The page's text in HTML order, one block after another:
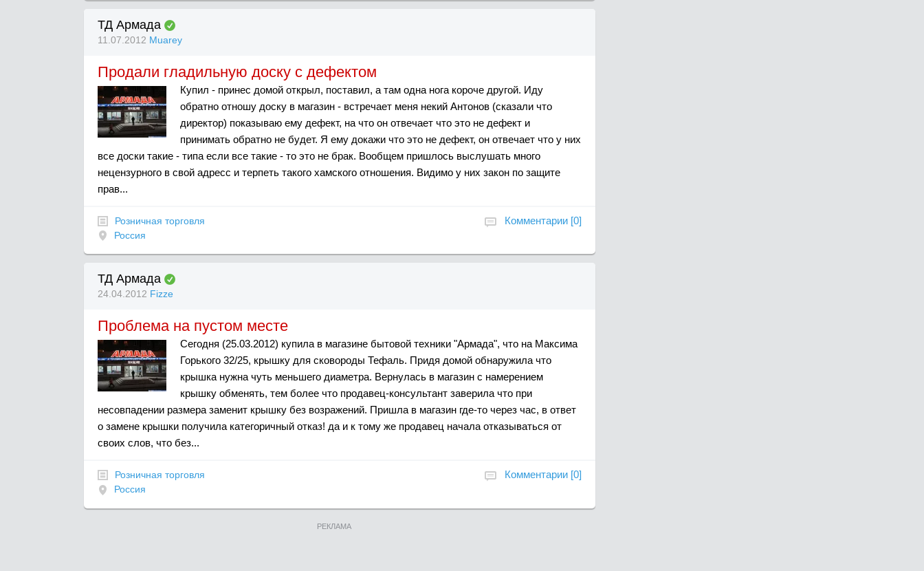
ТД Армада
11.07.2012 Muarey
Продали гладильную доску с дефектом
Купил - принес домой открыл, поставил, а там одна нога короче другой. Иду
обратно отношу доску в магазин - встречает меня некий Антонов (сказали что
директор) показываю ему дефект, на что он отвечает что это не дефект и
принимать обратно не будет. Я ему докажи что это не дефект, он отвечает что у них
все доски такие - типа если все такие - то это не брак. Вообщем пришлось выслушать много
нецензурного в свой адресс и терпеть такого хамского отношения. Видимо у них закон по защите
прав...
Комментарии [0]
Розничная торговля
Россия
ТД Армада
24.04.2012 Fizze
Проблема на пустом месте
Сегодня (25.03.2012) купила в магазине бытовой техники "Армада", что на Максима
Горького 32/25, крышку для сковороды Тефаль. Придя домой обнаружила что
крышка нужна чуть меньшего диаметра. Вернулась в магазин с намерением
крышку обменять, тем более что продавец-консультант заверила что при
несовпадении размера заменит крышку без возражений. Пришла в магазин где-то через час, в ответ
о замене крышки получила категоричный отказ! да и к тому же продавец начала отказываться от
своих слов, что без...
Комментарии [0]
Розничная торговля
Россия
РЕКЛАМА